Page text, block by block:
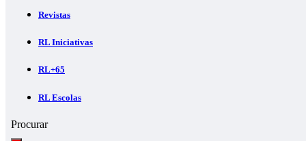
Revistas
RL Iniciativas
RL+65
RL Escolas
Procurar